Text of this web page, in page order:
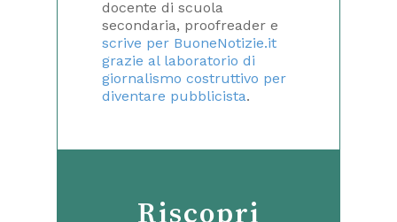
docente di scuola
secondaria, proofreader e
scrive per BuoneNotizie.it
grazie al laboratorio di
giornalismo costruttivo per
diventare pubblicista.